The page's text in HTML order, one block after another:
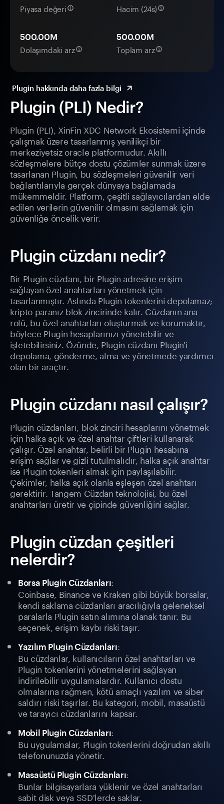
Plugin (PLI) Nedir?
Plugin (PLI), XinFin XDC Network Ekosistemi içinde
çalışmak üzere tasarlanmış yenilikçi bir
merkeziyetsiz oracle platformudur. Akıllı
sözleşmelere bütçe dostu çözümler sunmak üzere
tasarlanan Plugin, bu sözleşmeleri güvenilir veri
bağlantılarıyla gerçek dünyaya bağlamada
mükemmeldir. Platform, çeşitli sağlayıcılardan elde
edilen verilerin güvenilir olmasını sağlamak için
güvenliğe öncelik verir.
Plugin cüzdanı nedir?
Bir Plugin cüzdanı, bir Plugin adresine erişim
sağlayan özel anahtarları yönetmek için
tasarlanmıştır. Aslında Plugin tokenlerini depolamaz;
kripto paranız blok zincirinde kalır. Cüzdanın ana
rolü, bu özel anahtarları oluşturmak ve korumaktır,
böylece Plugin hesaplarınızı yönetebilir ve
işletebilirsiniz. Özünde, Plugin cüzdanı Plugin'i
depolama, gönderme, alma ve yönetmede yardımcı
olan bir araçtır.
Plugin cüzdanı nasıl çalışır?
Plugin cüzdanları, blok zinciri hesaplarını yönetmek
için halka açık ve özel anahtar çiftleri kullanarak
çalışır. Özel anahtar, belirli bir Plugin hesabına
erişim sağlar ve gizli tutulmalıdır, halka açık anahtar
ise Plugin tokenleri almak için paylaşılabilir.
Çekimler, halka açık olanla eşleşen özel anahtarı
gerektirir. Tangem Cüzdan teknolojisi, bu özel
anahtarları üretir ve çipinde güvenliğini sağlar.
Plugin cüzdan çeşitleri
nelerdir?
Borsa Plugin Cüzdanları:
Coinbase, Binance ve Kraken gibi büyük borsalar,
kendi saklama cüzdanları aracılığıyla geleneksel
paralarla Plugin satın alımına olanak tanır. Bu
seçenek, erişim kaybı riski taşır.
Yazılım Plugin Cüzdanları:
Bu cüzdanlar, kullanıcıların özel anahtarları ve
Plugin tokenlerini yönetmelerini sağlayan
indirilebilir uygulamalardır. Kullanıcı dostu
olmalarına rağmen, kötü amaçlı yazılım ve siber
saldırı riski taşırlar. Bu kategori, mobil, masaüstü
ve tarayıcı cüzdanlarını kapsar.
Mobil Plugin Cüzdanları:
Bu uygulamalar, Plugin tokenlerini doğrudan akıllı
telefonunuzda yönetir.
Masaüstü Plugin Cüzdanları:
Bunlar bilgisayarlara yüklenir ve özel anahtarları
sabit disk veya SSD'lerde saklar.
Piyasa değeri Hacim (24s)
500.00M
Dolaşımdaki arz
500.00M
Toplam arz
Plugin hakkında daha fazla bilgi